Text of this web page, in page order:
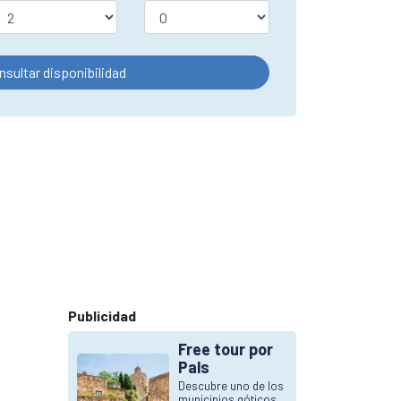
disponibilidad
Publicidad
Free tour por
Pals
Descubre uno de los